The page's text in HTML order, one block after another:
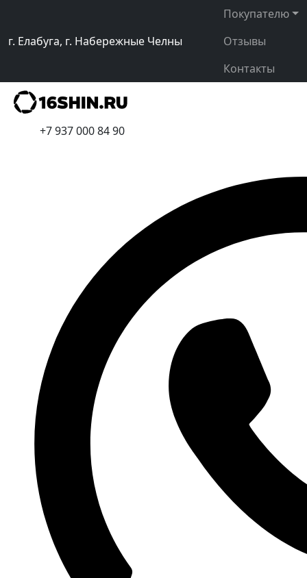
г. Елабуга, г. Набережные Челны
Покупателю
Отзывы
Контакты
+7 937 000 84 90